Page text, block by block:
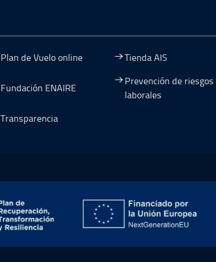
Plan de Vuelo online Tienda AIS
Fundación ENAIRE
Prevención de riesgos
laborales
Transparencia